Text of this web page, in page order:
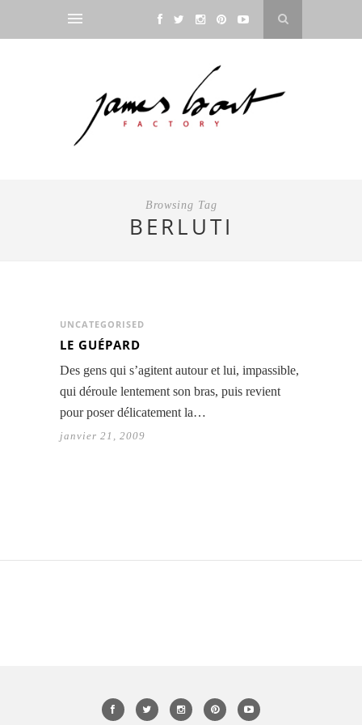
Browsing Tag
BERLUTI
UNCATEGORISED
LE GUÉPARD
Des gens qui s’agitent autour et lui, impassible,
qui déroule lentement son bras, puis revient
pour poser délicatement la…
janvier 21, 2009